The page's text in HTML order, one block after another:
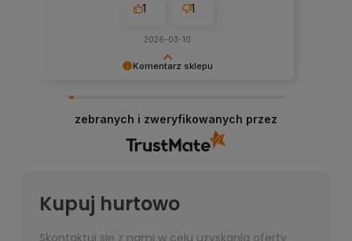
Komentarz sklepu
1 1
2026-03-10
zebranych i zweryfikowanych przez
Kupuj hurtowo